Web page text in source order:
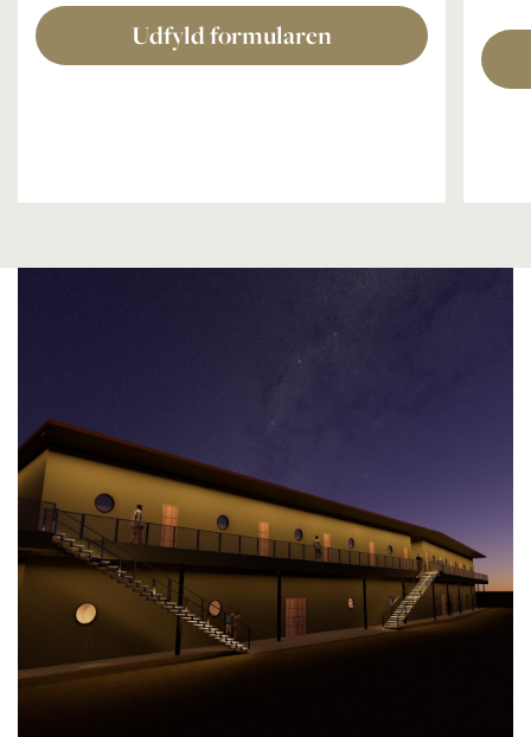
Udfyld formularen